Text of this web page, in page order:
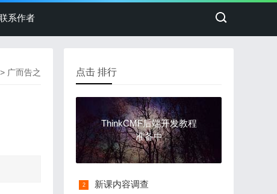
系作者
> 广而告之 点击 排行
ThinkCMF后端开发教程
准备中
新课内容调查